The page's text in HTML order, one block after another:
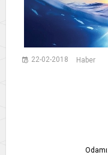
22-02-2018 Haber
Odamızın 2018